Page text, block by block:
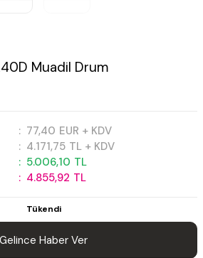
Muadil Drum
: 77,40 EUR + KDV
: 4.171,75 TL + KDV
: 5.006,10 TL
: 4.855,92 TL
Tükendi
Gelince Haber Ver